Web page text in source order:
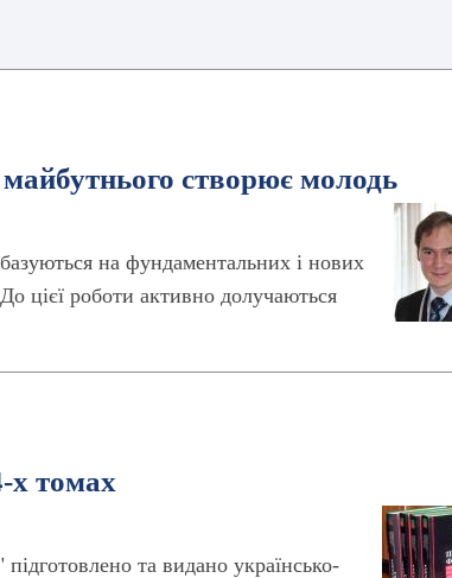
створює молодь
на фундаментальних і нових
цієї роботи активно долучаються
х томах
та видано українсько-